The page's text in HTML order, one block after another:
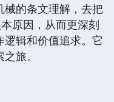
械的条文理解，去把
原因，从而更深刻
辑和价值追求。它
旅。